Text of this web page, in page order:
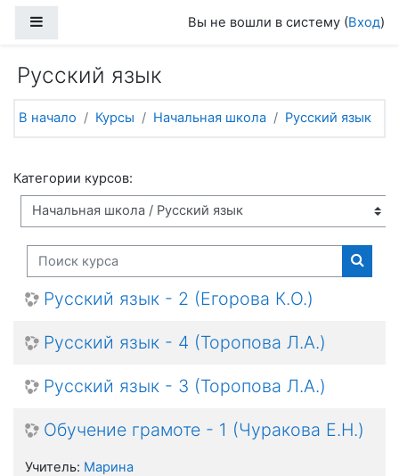
Вы не вошли в систему (Вход)
Русский язык
В начало Курсы Начальная школа Русский язык
Категории курсов:
Поиск курса
Поиск
Русский язык - 2 (Егорова К.О.)
Русский язык - 4 (Торопова Л.А.)
Русский язык - 3 (Торопова Л.А.)
Обучение грамоте - 1 (Чуракова Е.Н.)
Учитель: Марина